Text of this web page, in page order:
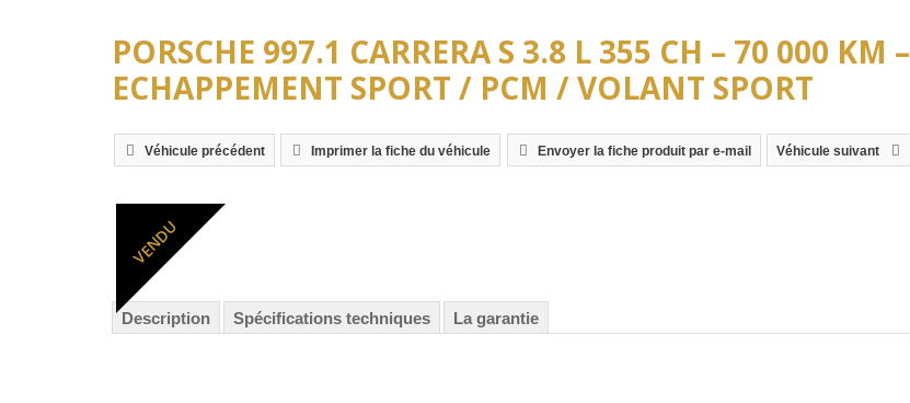
PORSCHE 997.1 CARRERA S 3.8 L 355 CH – 70 000 KM –
ECHAPPEMENT SPORT / PCM / VOLANT SPORT
Véhicule précédent Imprimer la fiche du véhicule Envoyer la fiche produit par e-mail Véhicule suivant
VENDU
Description Spécifications techniques La garantie